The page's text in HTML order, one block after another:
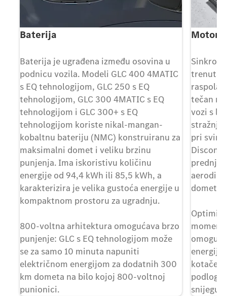
Baterija
Baterija je ugrađena između osovina u
podnicu vozila. Modeli GLC 400 4MATIC
s EQ tehnologijom, GLC 250 s EQ
tehnologijom, GLC 300 4MATIC s EQ
tehnologijom i GLC 300+ s EQ
tehnologijom koriste nikal-mangan-
kobaltnu bateriju (NMC) konstruiranu za
maksimalni domet i veliku brzinu
punjenja. Ima iskoristivu količinu
energije od 94,4 kWh ili 85,5 kWh, a
karakterizira je velika gustoća energije u
kompaktnom prostoru za ugradnju.
800-voltna arhitektura omogućava brzo
punjenje: GLC s EQ tehnologijom može
se za samo 10 minuta napuniti
električnom energijom za dodatnih 300
km dometa na bilo kojoj 800-voltnoj
punionici.
Motori
tečan
vozi s
pri svim
prednju
dometa.
kotače
podlogu
snijegu.